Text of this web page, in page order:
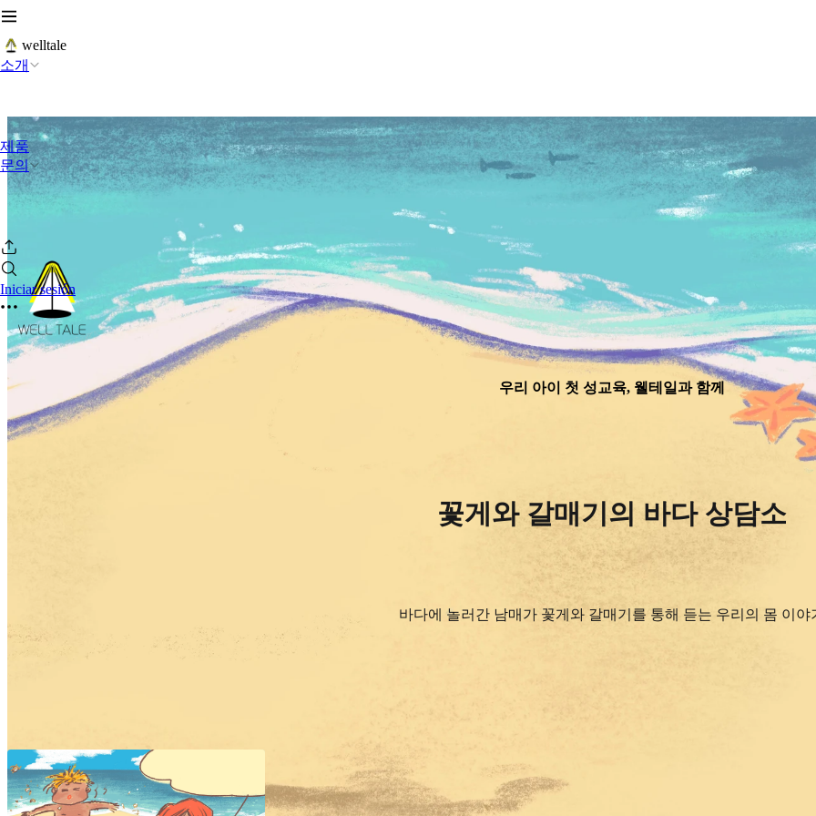
welltale
소개
제품
문의
Iniciar sesión
우리 아이 첫 성교육, 웰테일과 함께
꽃게와 갈매기의 바다 상담소
바다에 놀러간 남매가 꽃게와 갈매기를 통해 듣는 우리의 몸 이야